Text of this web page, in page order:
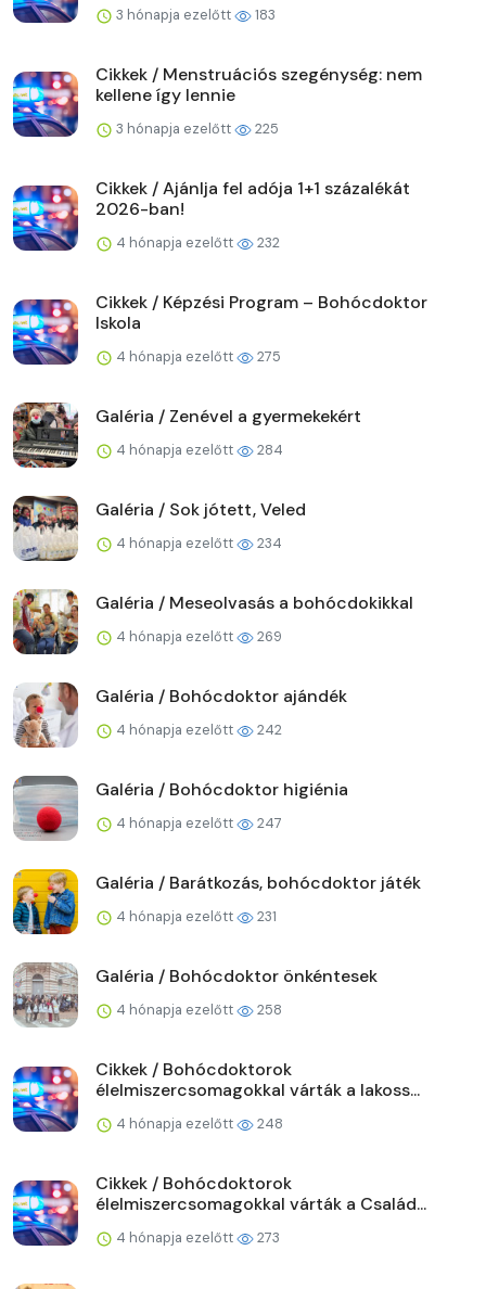
3 hónapja ezelőtt 183
Cikkek / Menstruációs szegénység: nem
kellene így lennie
3 hónapja ezelőtt 225
Cikkek / Ajánlja fel adója 1+1 százalékát
2026-ban!
4 hónapja ezelőtt 232
Cikkek / Képzési Program – Bohócdoktor
Iskola
4 hónapja ezelőtt 275
Galéria / Zenével a gyermekekért
4 hónapja ezelőtt 284
Galéria / Sok jótett, Veled
4 hónapja ezelőtt 234
Galéria / Meseolvasás a bohócdokikkal
4 hónapja ezelőtt 269
Galéria / Bohócdoktor ajándék
4 hónapja ezelőtt 242
Galéria / Bohócdoktor higiénia
4 hónapja ezelőtt 247
Galéria / Barátkozás, bohócdoktor játék
4 hónapja ezelőtt 231
Galéria / Bohócdoktor önkéntesek
4 hónapja ezelőtt 258
Cikkek / Bohócdoktorok
élelmiszercsomagokkal várták a lakoss...
4 hónapja ezelőtt 248
Cikkek / Bohócdoktorok
élelmiszercsomagokkal várták a Család...
4 hónapja ezelőtt 273